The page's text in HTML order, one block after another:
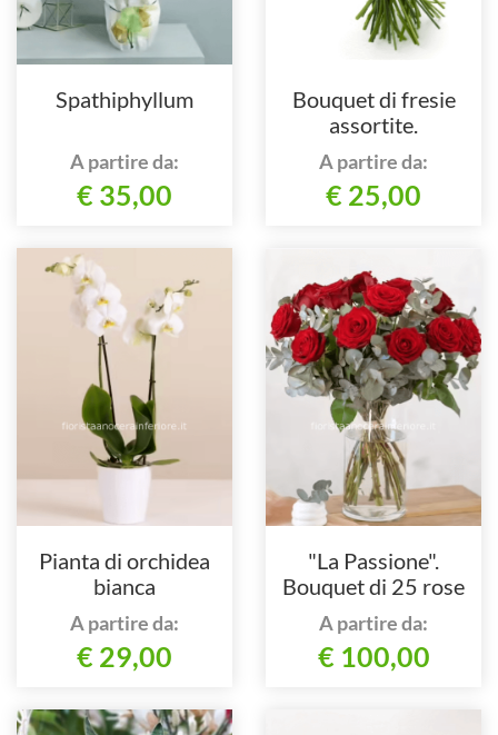
Spathiphyllum
A partire da:
€ 35,00
Bouquet di fresie
assortite.
A partire da:
€ 25,00
Pianta di orchidea
bianca
A partire da:
€ 29,00
"La Passione".
Bouquet di 25 rose
rosse confezionato.
A partire da:
€ 100,00